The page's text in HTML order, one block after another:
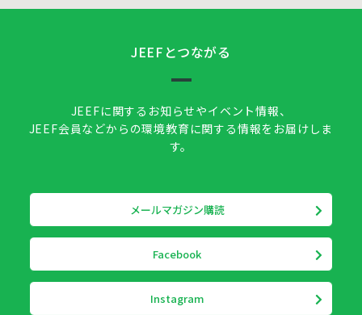
JEEFとつながる
JEEFに関するお知らせやイベント情報、
JEEF会員などからの環境教育に関する情報をお届けしま
す。
メールマガジン購読
Facebook
Instagram